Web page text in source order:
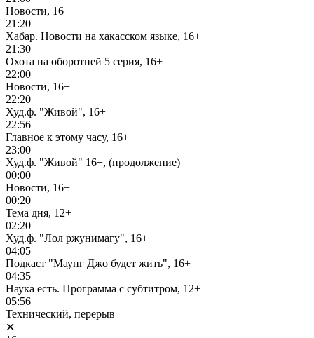
Новости, 16+
21:20
Хабар. Новости на хакасском языке, 16+
21:30
Охота на оборотней 5 серия, 16+
22:00
Новости, 16+
22:20
Худ.ф. "Живой", 16+
22:56
Главное к этому часу, 16+
23:00
Худ.ф. "Живой" 16+, (продолжение)
00:00
Новости, 16+
00:20
Тема дня, 12+
02:20
Худ.ф. "Лол ржунимагу", 16+
04:05
Подкаст "Маунг Джо будет жить", 16+
04:35
Наука есть. Программа с субтитром, 12+
05:56
Технический, перерыв
✕